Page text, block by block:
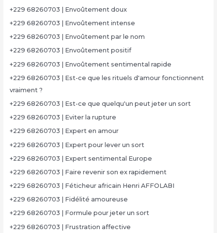
+229 68260703 | Envoûtement doux
+229 68260703 | Envoûtement intense
+229 68260703 | Envoûtement par le nom
+229 68260703 | Envoûtement positif
+229 68260703 | Envoûtement sentimental rapide
+229 68260703 | Est-ce que les rituels d'amour fonctionnent
vraiment ?
+229 68260703 | Est-ce que quelqu'un peut jeter un sort
+229 68260703 | Eviter la rupture
+229 68260703 | Expert en amour
+229 68260703 | Expert pour lever un sort
+229 68260703 | Expert sentimental Europe
+229 68260703 | Faire revenir son ex rapidement
+229 68260703 | Féticheur africain Henri AFFOLABI
+229 68260703 | Fidélité amoureuse
+229 68260703 | Formule pour jeter un sort
+229 68260703 | Frustration affective